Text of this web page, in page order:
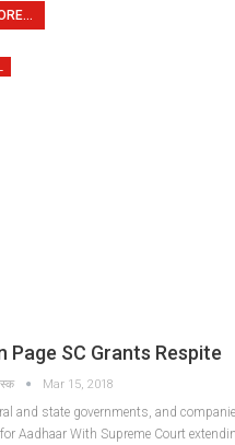
Page SC Grants Respite
Mar 15, 2018
and state governments, and
Aadhaar With Supreme Court